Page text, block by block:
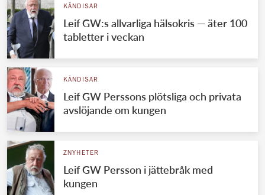
Danska kungahuset
Spanska kungahuset
Jordanska kungahuset
Luxemburgska storhertighuset
Japanska kejsarhuset
Thailändska kungahuset
Marockanska kungahuset
KÄNDISAR
Leif GW:s allvarliga hälsokris — äter 100
tabletter i veckan
KÄNDISAR
Leif GW Perssons plötsliga och privata
avslöjande om kungen
ZNYHETER
Leif GW Persson i jättebråk med
kungen